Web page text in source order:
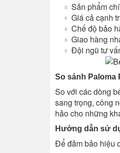
Sản phẩm
Giá cả cạnh
Chế độ bảo
Giao hàng
Đội ngũ tư
So sánh Paloma
So với các dòng
sang trọng, công
hảo cho những
Hướng dẫn sử
Để đảm bảo hiệu